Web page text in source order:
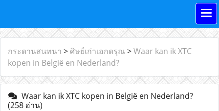
กระดานสนทนา > ศิษย์เก่าเอกดรุณ >Waar kan ik XTC
kopen in België en Nederland?
Waar kan ik XTC kopen in België en Nederland?
(258 อ่าน)